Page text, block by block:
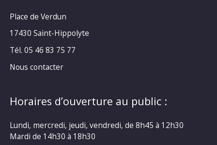
Place de Verdun
17430 Saint-Hippolyte
Tél. 05 46 83 75 77
Nous contacter
Horaires d’ouverture au public :
Lundi, mercredi, jeudi, vendredi, de 8h45 à 12h30
Mardi de 14h30 à 18h30